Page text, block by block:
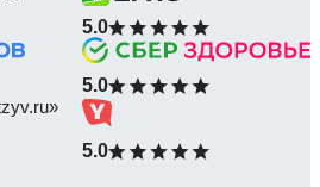
5.0
5.0
5.0